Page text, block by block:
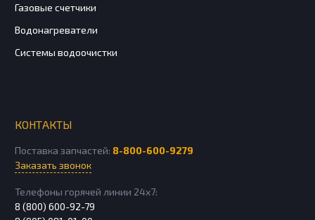
Газовые счетчики
Водонагреватели
Системы водоочистки
КОНТАКТЫ
Поставка запчастей: 8-800-600-9279
Заказать звонок
Телефоны горячей линии 24х7:
8 (800) 600-92-79